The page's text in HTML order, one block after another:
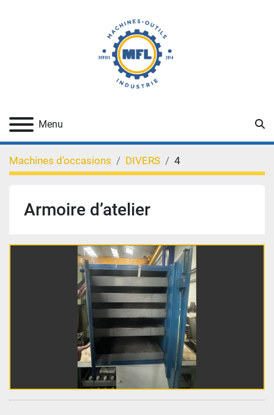
Menu
Machines d'occasions DIVERS 4
Armoire d’atelier